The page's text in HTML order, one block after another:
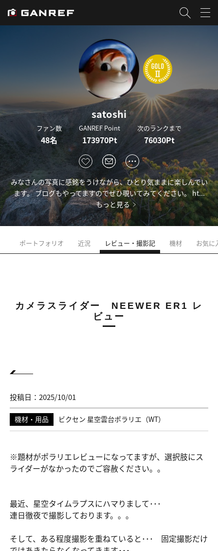
satoshi
ファン数
48名
GANREF Point
173970Pt
次のランクまで
76030Pt
みなさんの写真に感銘をうけながら、ひとり気ままに楽しんでい
ます。 ブログもやってますのでぜひ覗いてみてください。 ht...
もっと見る
ポートフォリオ 近況 レビュー・撮影記 機材 お気に
カメラスライダー NEEWER ER1 レ
ビュー
投稿日：2025/10/01
機材・用品 ビクセン 星空雲台ポラリエ（WT）
※題材がポラリエレビューになってますが、選択肢にス
ライダーがなかったのでご容赦ください。。
最近、星空タイムラプスにハマりまして･･･
連日徹夜で撮影しております。。。
そして、ある程度撮影を重ねていると･･･ 固定撮影だけ